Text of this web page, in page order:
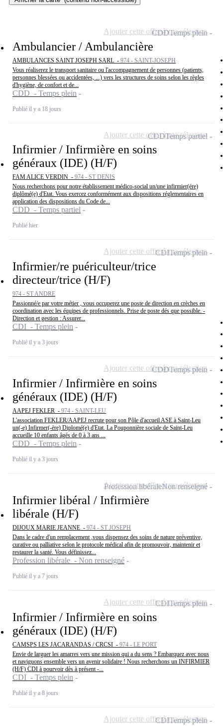
Ambulancier / Ambulancière
AMBULANCES SAINT JOSEPH SARL - 974 - SAINT-JOSEPH
Vous réaliserez le transport sanitaire ou l'accompagnement de personnes (patients,
personnes blessées ou accidentées, ...) vers les structures de soins selon les règles
d'hygiène, de confort et de...
CDD - Temps plein
Publié il y a 18 jours
CDDTemps plein
Ajouter cette offre à ma sélection
Infirmier / Infirmière en soins
généraux (IDE) (H/F)
FAM ALICE VERDIN - 974 - ST DENIS
Nous recherchons pour notre établissement médico-social un/une infirmier(ére)
diplômé(e) d'Etat. Vous exercez conformément aux dispositions réglementaires en
application des dispositions du Code de...
CDD - Temps partiel
Publié hier
CDDTemps partiel
Ajouter cette offre à ma sélection
Infirmier/re puériculteur/trice
directeur/trice (H/F)
974 - ST ANDRE
Passionné/e par votre métier , vous occuperez une poste de direction en crèches en
coordination avec les équipes de professionnels. Prise de poste dés que possible. -
Direction et gestion : Assurer...
CDI - Temps plein
Publié il y a 3 jours
CDITemps plein
Ajouter cette offre à ma sélection
Infirmier / Infirmière en soins
généraux (IDE) (H/F)
AAPEJ FEKLER - 974 - SAINT-LEU
L'association FEKLER/AAPEJ recrute pour son Pôle d'accueil ASE à Saint-Leu
un(-e) Infirmer(-ère) Diplomé(e) d'Etat. La Pouponnière sociale de Saint-Leu
accueille 10 enfants âgés de 0 à 3 ans ...
CDD - Temps plein
Publié il y a 3 jours
CDDTemps plein
Ajouter cette offre à ma sélection
Infirmier libéral / Infirmière
libérale (H/F)
DIJOUX MARIE JEANNE - 974 - ST JOSEPH
Dans le cadre d'un remplacement ,vous dispensez des soins de nature préventive,
curative ou palliative selon le protocole médical afin de promouvoir, maintenir et
restaurer la santé. Vous définissez...
Profession libérale - Non renseigné
Publié il y a 7 jours
Profession libéraleNon renseigné
Ajouter cette offre à ma sélection
Infirmier / Infirmière en soins
généraux (IDE) (H/F)
CAMSPS LES JACARANDAS / CRCSI - 974 - LE PORT
Envie de larguer les amarres vers une mission qui a du sens ? Embarquez avec nous
et naviguons ensemble vers un avenir solidaire ! Nous recherchons un INFIRMIER
(H/F) CDI à pourvoir dès à présent -...
CDI - Temps plein
Publié il y a 8 jours
CDITemps plein
Ajouter cette offre à ma sélection
CDITemps plein
Ajouter cette offre à ma sélection